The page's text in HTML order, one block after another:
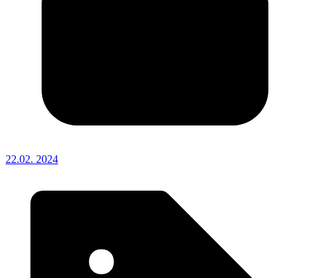
22.02. 2024